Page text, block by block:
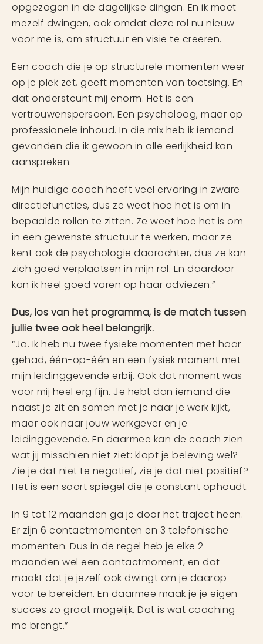
opgezogen in de dagelijkse dingen. En ik moet
mezelf dwingen, ook omdat deze rol nu nieuw
voor me is, om structuur en visie te creëren.
Een coach die je op structurele momenten weer
op je plek zet, geeft momenten van toetsing. En
dat ondersteunt mij enorm. Het is een
vertrouwenspersoon. Een psycholoog, maar op
professionele inhoud. In die mix heb ik iemand
gevonden die ik gewoon in alle eerlijkheid kan
aanspreken.
Mijn huidige coach heeft veel ervaring in zware
directiefuncties, dus ze weet hoe het is om in
bepaalde rollen te zitten. Ze weet hoe het is om
in een gewenste structuur te werken, maar ze
kent ook de psychologie daarachter, dus ze kan
zich goed verplaatsen in mijn rol. En daardoor
kan ik heel goed varen op haar adviezen.”
Dus, los van het programma, is de match tussen
jullie twee ook heel belangrijk.
“Ja. Ik heb nu twee fysieke momenten met haar
gehad, één-op-één en een fysiek moment met
mijn leidinggevende erbij. Ook dat moment was
voor mij heel erg fijn. Je hebt dan iemand die
naast je zit en samen met je naar je werk kijkt,
maar ook naar jouw werkgever en je
leidinggevende. En daarmee kan de coach zien
wat jij misschien niet ziet: klopt je beleving wel?
Zie je dat niet te negatief, zie je dat niet positief?
Het is een soort spiegel die je constant ophoudt.
In 9 tot 12 maanden ga je door het traject heen.
Er zijn 6 contactmomenten en 3 telefonische
momenten. Dus in de regel heb je elke 2
maanden wel een contactmoment, en dat
maakt dat je jezelf ook dwingt om je daarop
voor te bereiden. En daarmee maak je je eigen
succes zo groot mogelijk. Dat is wat coaching
me brengt.”